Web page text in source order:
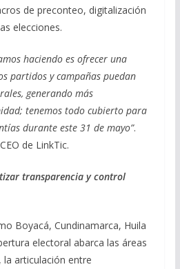
de preconteo, digitalización
elecciones.
haciendo es ofrecer una
partidos y campañas puedan
generando más
tenemos todo cubierto para
durante este 31 de mayo”.
de LinkTic.
transparencia y control
Boyacá, Cundinamarca, Huila
electoral abarca las áreas
articulación entre